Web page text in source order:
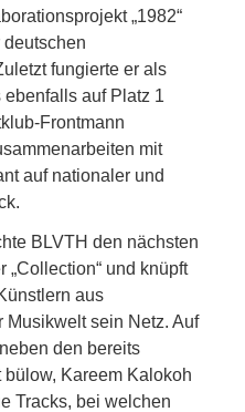
„1982“
deutschen
fungierte er als
auf Platz 1
Frontmann
mit
auf nationaler und
BLVTH den nächsten
„Collection“ und knüpft
aus
sein Netz. Auf
den bereits
Kareem Kalokoh
Tracks, bei welchen